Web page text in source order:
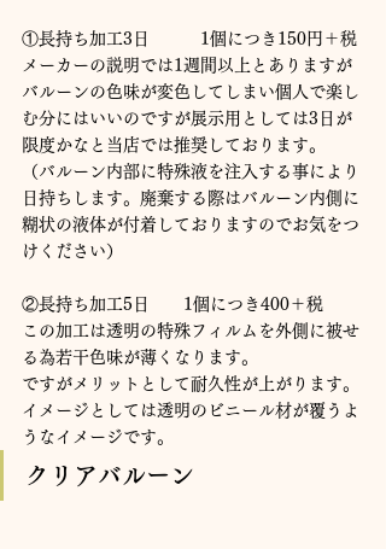
①長持ち加工3日　　　1個につき150円＋税
メーカーの説明では1週間以上とありますが
バルーンの色味が変色してしまい個人で楽し
む分にはいいのですが展示用としては3日が
限度かなと当店では推奨しております。
（バルーン内部に特殊液を注入する事により
日持ちします。廃棄する際はバルーン内側に
糊状の液体が付着しておりますのでお気をつ
けください）
②長持ち加工5日　　1個につき400＋税
この加工は透明の特殊フィルムを外側に被せ
る為若干色味が薄くなります。
ですがメリットとして耐久性が上がります。
イメージとしては透明のビニール材が覆うよ
うなイメージです。
クリアバルーン